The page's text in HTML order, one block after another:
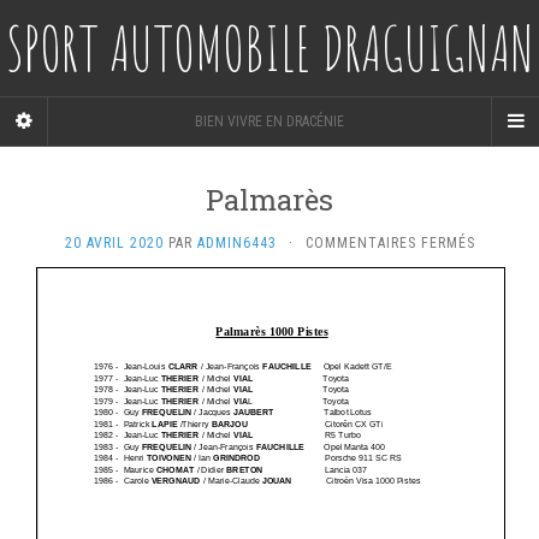
SPORT AUTOMOBILE DRAGUIGNAN
BIEN VIVRE EN DRACÉNIE
Palmarès
20 AVRIL 2020 PAR ADMIN6443 · COMMENTAIRES FERMÉSSUR